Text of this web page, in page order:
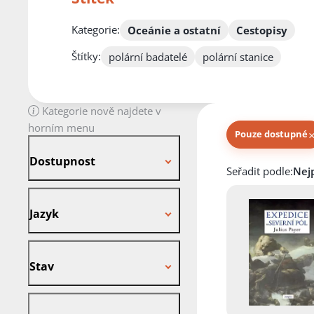
Kategorie: Oceánie a ostatní
Cestopisy
Štítky:
polární badatelé polární stanice
Kategorie nově najdete v
horním menu
Dostupnost
Jazyk
Stav
Pouze dostupné
Knihy autora
Seřadit podle: